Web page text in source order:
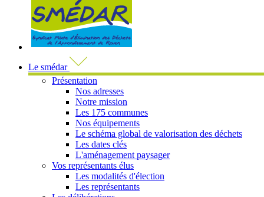
Le smédar
Présentation
Nos adresses
Notre mission
Les 175 communes
Nos équipements
Le schéma global de valorisation des déchets
Les dates clés
L'aménagement paysager
Vos représentants élus
Les modalités d'élection
Les représentants